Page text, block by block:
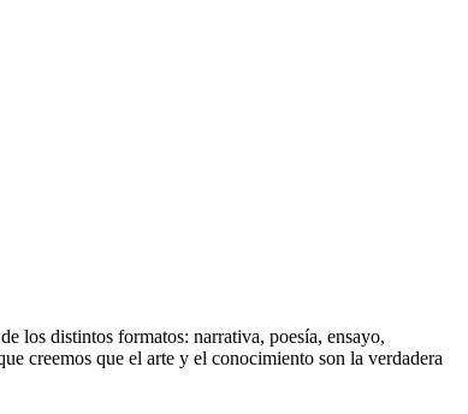
los distintos formatos: narrativa, poesía, ensayo,
creemos que el arte y el conocimiento son la verdadera